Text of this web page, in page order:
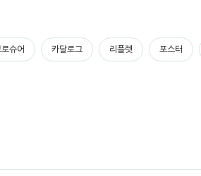
슈어 카달로그 리플렛 포스터